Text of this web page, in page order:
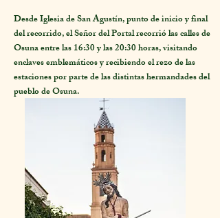
Desde Iglesia de San Agustín, punto de inicio y final
del recorrido, el Señor del Portal recorrió las calles de
Osuna entre las 16:30 y las 20:30 horas, visitando
enclaves emblemáticos y recibiendo el rezo de las
estaciones por parte de las distintas hermandades del
pueblo de Osuna.